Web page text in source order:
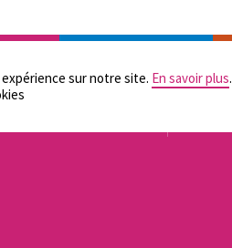
sur notre site. En savoir plus.